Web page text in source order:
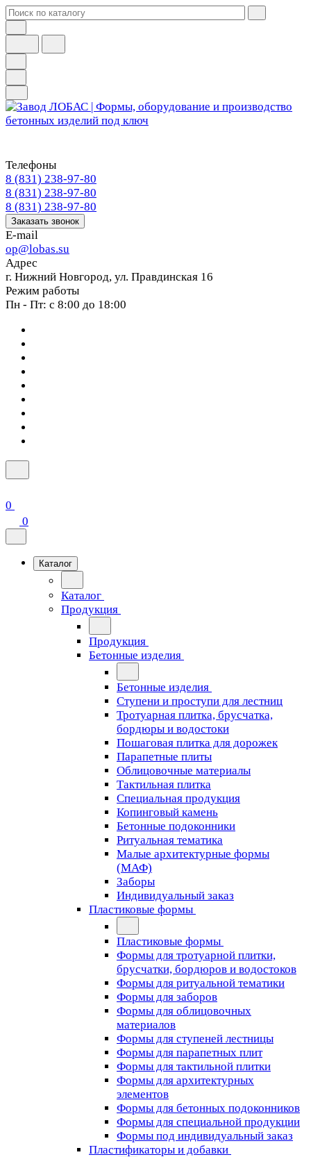
Телефоны
8 (831) 238-97-80
8 (831) 238-97-80
8 (831) 238-97-80
Заказать звонок
E-mail
op@lobas.su
Адрес
г. Нижний Новгород, ул. Правдинская 16
Режим работы
Пн - Пт: с 8:00 до 18:00
0
0
Каталог
Каталог
Продукция
Продукция
Бетонные изделия
Бетонные изделия
Ступени и проступи для лестниц
Тротуарная плитка, брусчатка,
бордюры и водостоки
Пошаговая плитка для дорожек
Парапетные плиты
Облицовочные материалы
Тактильная плитка
Специальная продукция
Копинговый камень
Бетонные подоконники
Ритуальная тематика
Малые архитектурные формы
(МАФ)
Заборы
Индивидуальный заказ
Пластиковые формы
Пластиковые формы
Формы для тротуарной плитки,
брусчатки, бордюров и водостоков
Формы для ритуальной тематики
Формы для заборов
Формы для облицовочных
материалов
Формы для ступеней лестницы
Формы для парапетных плит
Формы для тактильной плитки
Формы для архитектурных
элементов
Формы для бетонных подоконников
Формы для специальной продукции
Формы под индивидуальный заказ
Пластификаторы и добавки